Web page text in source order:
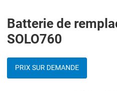
Batterie de
SOLO760
PRIX SUR DEMANDE